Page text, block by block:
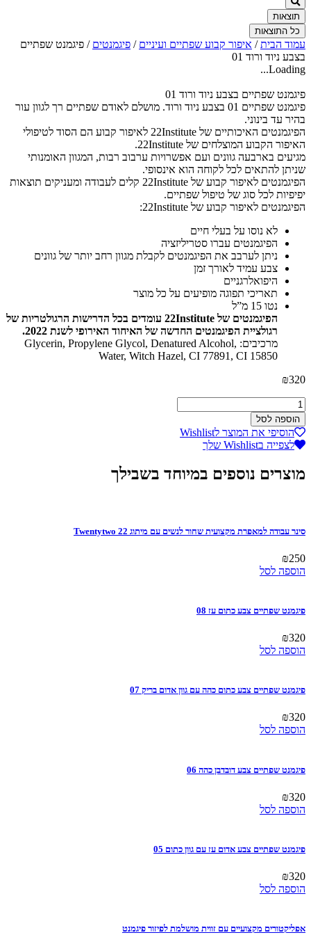
תוצאות
כל התוצאות
עמוד הבית/ איפור קבוע שפתיים ועיניים / פיגמנטים / פיגמנט שפתיים
בצבע ניוד ורוד 01
Loading...
פיגמנט שפתיים בצבע ניוד ורוד 01
פיגמנט שפתיים 01 בצבע ניוד ורוד. מושלם לאודם שפתיים רך לגוון עור
בהיר עד בינוני.
הפיגמנטים האיכותיים של 22Institute לאיפור קבוע הם הסוד לטיפולי
האיפור הקבוע המוצלחים של 22Institute.
מגיעים בארבעה גוונים ועם אפשרויות ערבוב רבות, המגוון האומנותי
שניתן להתאים לכל לקוחה הוא אינסופי.
הפיגמנטים לאיפור קבוע של 22Institute קלים לעבודה ומעניקים תוצאות
יפיפיות לכל סוג של טיפול שפתיים.
הפיגמנטים לאיפור קבוע של 22Institute:
לא נוסו על בעלי חיים
הפיגמנטים עברו סטריליזציה
ניתן לערבב את הפיגמנטים לקבלת מגוון רחב יותר של גוונים
צבע עמיד לאורך זמן
היפואלרגניים
תאריכי תפוגה מופיעים על כל מוצר
נטו 15 מ”ל
הפיגמנטים של 22Institute עומדים בכל הדרישות הרגולטריות של
רגולציית הפיגמנטים החדשה של האיחוד האירופי לשנת 2022.
מרכיבים: Glycerin, Propylene Glycol, Denatured Alcohol,
Water, Witch Hazel, CI 77891, CI 15850
₪320
כמות
של
פיגמנט
שפתיים
בצבע
ורוד
הוספה לסל
הוסיפי את המוצר לWishlist
לצפייה בWishlist שלך
מוצרים נוספים במיוחד בשבילך
סינר עבודה למאפרת מקצועית שחור לנשים עם מיתוג Twentytwo 22
₪250
הוספה לסל
פיגמנט שפתיים צבע כתום עז 08
₪320
הוספה לסל
פיגמנט שפתיים צבע כתום כהה עם גוון אדום בריק 07
₪320
הוספה לסל
פיגמנט שפתיים צבע דובדבן כהה 06
₪320
הוספה לסל
פיגמנט שפתיים צבע אדום עז עם גוון כתום 05
₪320
הוספה לסל
אפליקטורים מקצועיים עם זווית מושלמת לפיזור פיגמנט